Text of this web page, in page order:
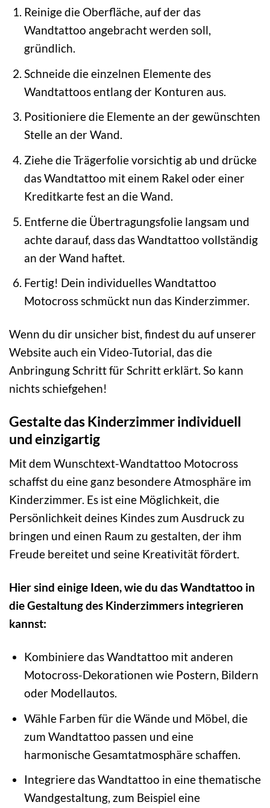
Reinige die Oberfläche, auf der das
Wandtattoo angebracht werden soll,
gründlich.
Schneide die einzelnen Elemente des
Wandtattoos entlang der Konturen aus.
Positioniere die Elemente an der gewünschten
Stelle an der Wand.
Ziehe die Trägerfolie vorsichtig ab und drücke
das Wandtattoo mit einem Rakel oder einer
Kreditkarte fest an die Wand.
Entferne die Übertragungsfolie langsam und
achte darauf, dass das Wandtattoo vollständig
an der Wand haftet.
Fertig! Dein individuelles Wandtattoo
Motocross schmückt nun das Kinderzimmer.
Wenn du dir unsicher bist, findest du auf unserer
Website auch ein Video-Tutorial, das die
Anbringung Schritt für Schritt erklärt. So kann
nichts schiefgehen!
Gestalte das Kinderzimmer individuell
und einzigartig
Mit dem Wunschtext-Wandtattoo Motocross
schaffst du eine ganz besondere Atmosphäre im
Kinderzimmer. Es ist eine Möglichkeit, die
Persönlichkeit deines Kindes zum Ausdruck zu
bringen und einen Raum zu gestalten, der ihm
Freude bereitet und seine Kreativität fördert.
Hier sind einige Ideen, wie du das Wandtattoo in
die Gestaltung des Kinderzimmers integrieren
kannst:
Kombiniere das Wandtattoo mit anderen
Motocross-Dekorationen wie Postern, Bildern
oder Modellautos.
Wähle Farben für die Wände und Möbel, die
zum Wandtattoo passen und eine
harmonische Gesamtatmosphäre schaffen.
Integriere das Wandtattoo in eine thematische
Wandgestaltung, zum Beispiel eine